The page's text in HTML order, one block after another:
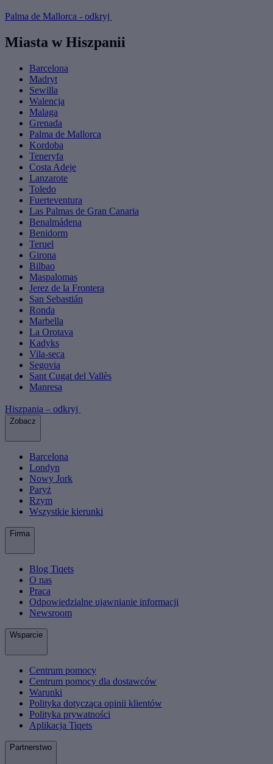
Palma de Mallorca - odkryj
Miasta w Hiszpanii
Barcelona
Madryt
Sewilla
Walencja
Malaga
Grenada
Palma de Mallorca
Kordoba
Teneryfa
Costa Adeje
Lanzarote
Toledo
Fuerteventura
Las Palmas de Gran Canaria
Benalmádena
Benidorm
Teruel
Girona
Bilbao
Maspalomas
Jerez de la Frontera
San Sebastián
Ronda
Marbella
La Orotava
Kadyks
Vila-seca
Segovia
Sant Cugat del Vallès
Manresa
Hiszpania – odkryj
Zobacz
Barcelona
Londyn
Nowy Jork
Paryż
Rzym
Wszystkie kierunki
Firma
Blog Tiqets
O nas
Praca
Odpowiedzialne ujawnianie informacji
Newsroom
Wsparcie
Centrum pomocy
Centrum pomocy dla dostawców
Warunki
Polityka dotycząca opinii klientów
Polityka prywatności
Aplikacja Tiqets
Partnerstwo